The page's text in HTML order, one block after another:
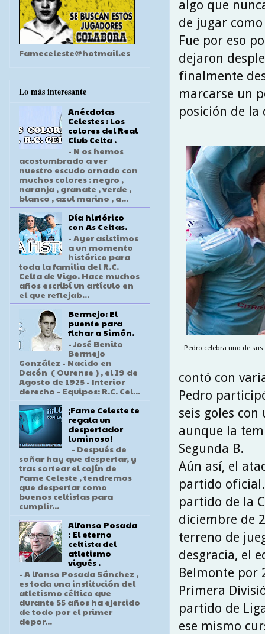
algo que
de jugar
Fue por eso
dejaron
finalmente
marcarse un
posición de la
Pedro celebra uno de
contó con
Pedro
seis goles
aunque la
Segunda B.
Aún así, el
partido
partido de la
diciembre de
terreno de
desgracia, el
Belmonte por
Primera
partido de
ese mismo
Fameceleste@hotmail.es
Lo más interesante
Anécdotas
Celestes : Los
colores del Real
Club Celta .
- N os hemos
acostumbrado a ver
nuestro escudo ornado con
muchos colores : negro ,
naranja , granate , verde ,
blanco , azul marino , a...
Día histórico
con As Celtas.
- Ayer asistimos
a un momento
histórico para
toda la familia del R.C.
Celta de Vigo. Hace muchos
años escribí un artículo en
el que reflejab...
Bermejo: El
puente para
fichar a Simón.
- José Benito
Bermejo
González - Nacido en
Dacón ( Ourense ) , el 19 de
Agosto de 1925 - Interior
derecho - Equipos: R.C. Cel...
¡Fame Celeste te
regala un
despertador
luminoso!
- Después de
soñar hay que despertar, y
tras sortear el cojín de
Fame Celeste , tendremos
que despertar como
buenos celtistas para
cumplir...
Alfonso Posada
: El eterno
celtista del
atletismo
vigués .
- A lfonso Posada Sánchez ,
es toda una institución del
atletismo céltico que
durante 55 años ha ejercido
de todo por el primer
depor...